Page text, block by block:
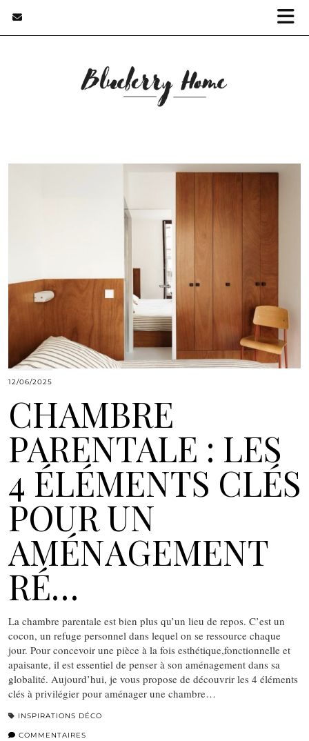
12/06/2025
CHAMBRE
PARENTALE : LES
4 ÉLÉMENTS CLÉS
POUR UN
AMÉNAGEMENT
RÉ…
La chambre parentale est bien plus qu’un lieu de repos. C’est un
cocon, un refuge personnel dans lequel on se ressource chaque
jour. Pour concevoir une pièce à la fois esthétique,fonctionnelle et
apaisante, il est essentiel de penser à son aménagement dans sa
globalité. Aujourd’hui, je vous propose de découvrir les 4 éléments
clés à privilégier pour aménager une chambre…
INSPIRATIONS DÉCO
COMMENTAIRES